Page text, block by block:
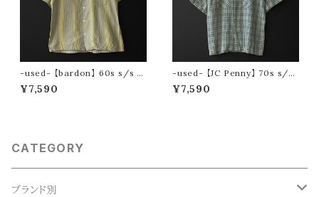
-used- 【bardon】 60s s/s m
ulti stripe open collar shirt
¥7,590
-used- 【JC Penny】 70s s/s
check shirt
¥7,590
CATEGORY
ブランド別